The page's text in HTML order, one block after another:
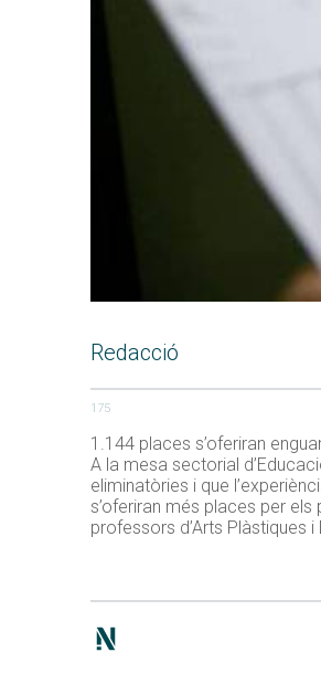
Redacció
175
1.144 places s’oferiran
A la mesa sectorial
eliminatòries i que
s’oferiran més places per
professors d’Arts Plàstiques i